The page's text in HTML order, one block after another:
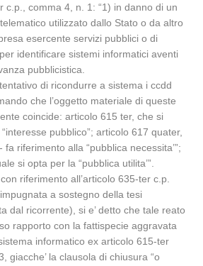
c.p., comma 4, n. 1: “1) in danno di un
utilizzato dallo Stato o da altro
esercente servizi pubblici o di
identificare sistemi informatici aventi
pubblicistica.
di ricondurre a sistema i ccdd
che l’oggetto materiale di queste
coincide: articolo 615 ter, che si
pubblico”; articolo 617 quater,
fa riferimento alla “pubblica necessita’”;
si opta per la “pubblica utilita’”.
riferimento all’articolo 635-ter c.p.
a sostegno della tesi
dal ricorrente), si e’ detto che tale reato
rapporto con la fattispecie aggravata
informatico ex articolo 615-ter
giacche’ la clausola di chiusura “o